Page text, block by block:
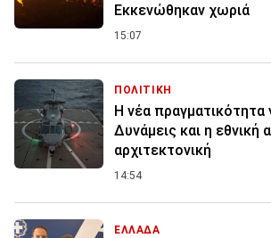
Εκκενώθηκαν χωριά
15:07
ΠΟΛΙΤΙΚΗ
Η νέα πραγματικότητα
Δυνάμεις και η εθνική
αρχιτεκτονική
14:54
ΕΛΛΑΔΑ